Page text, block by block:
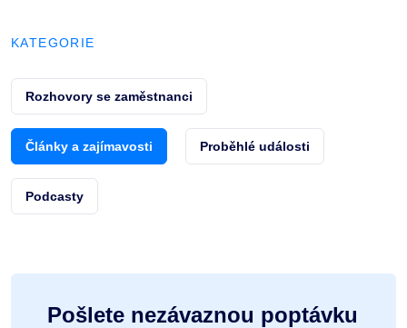
KATEGORIE
Rozhovory se zaměstnanci
Články a zajímavosti Proběhlé události
Podcasty
Pošlete nezávaznou poptávku